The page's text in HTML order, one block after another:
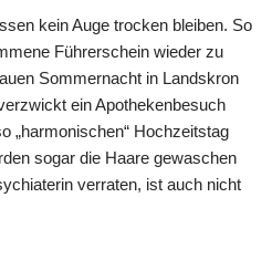
kein Auge trocken bleiben. So
Führerschein wieder zu
Sommernacht in Landskron
ein Apothekenbesuch
„harmonischen“ Hochzeitstag
sogar die Haare gewaschen
verraten, ist auch nicht